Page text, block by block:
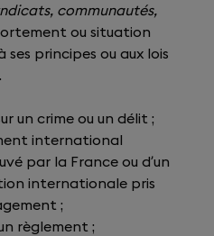
communautés,
ou situation
principes ou aux lois
un crime ou un délit ;
international
par la France ou d’un
internationale pris
;
règlement ;